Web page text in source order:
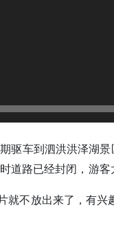
车到泗洪洪泽湖景
道路已经封闭，游客
不放出来了，有兴